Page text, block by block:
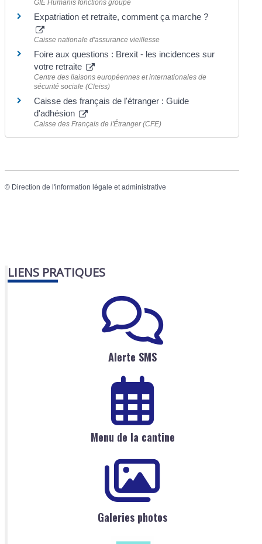
GIE Humanis fonctions groupe
Expatriation et retraite, comment ça marche ?
Caisse nationale d'assurance vieillesse
Foire aux questions : Brexit - les incidences sur
votre retraite
Centre des liaisons européennes et internationales de
sécurité sociale (Cleiss)
Caisse des français de l'étranger : Guide
d'adhésion
Caisse des Français de l'Étranger (CFE)
© Direction de l'information légale et administrative
LIENS PRATIQUES
Alerte SMS
Menu de la cantine
Galeries photos